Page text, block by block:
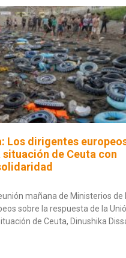
Los dirigentes
situación de Ceuta con
mañana de Ministerios de
sobre la respuesta de la
de Ceuta, Dinushika